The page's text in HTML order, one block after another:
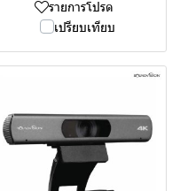
รายการโปรด
เปรียบเทียบ